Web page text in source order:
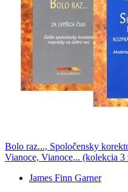
Bolo raz..., Spoločensky
Vianoce, Vianoce... (kolekcia
James Finn Garner